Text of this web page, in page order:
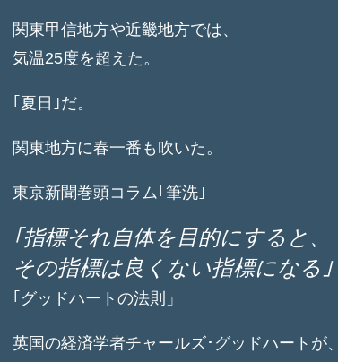
関東甲信地方や近畿地方では、
気温25度を超えた。
｢夏日｣だ。
関東地方に春一番も吹いた。
東京新聞巻頭コラム｢筆洗｣
｢指標それ自体を目的にすると、
その指標は良くない指標になる｣
｢グッドハートの法則」
英国の経済学者チャールズ･グッドハートが、